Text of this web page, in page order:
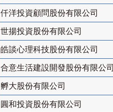
仟洋投資顧問股份有限公司
世揚投資股份有限公司
皓談心理科技股份有限公司
合意生活建設開發股份有限公司
孵大股份有限公司
圓和投資股份有限公司